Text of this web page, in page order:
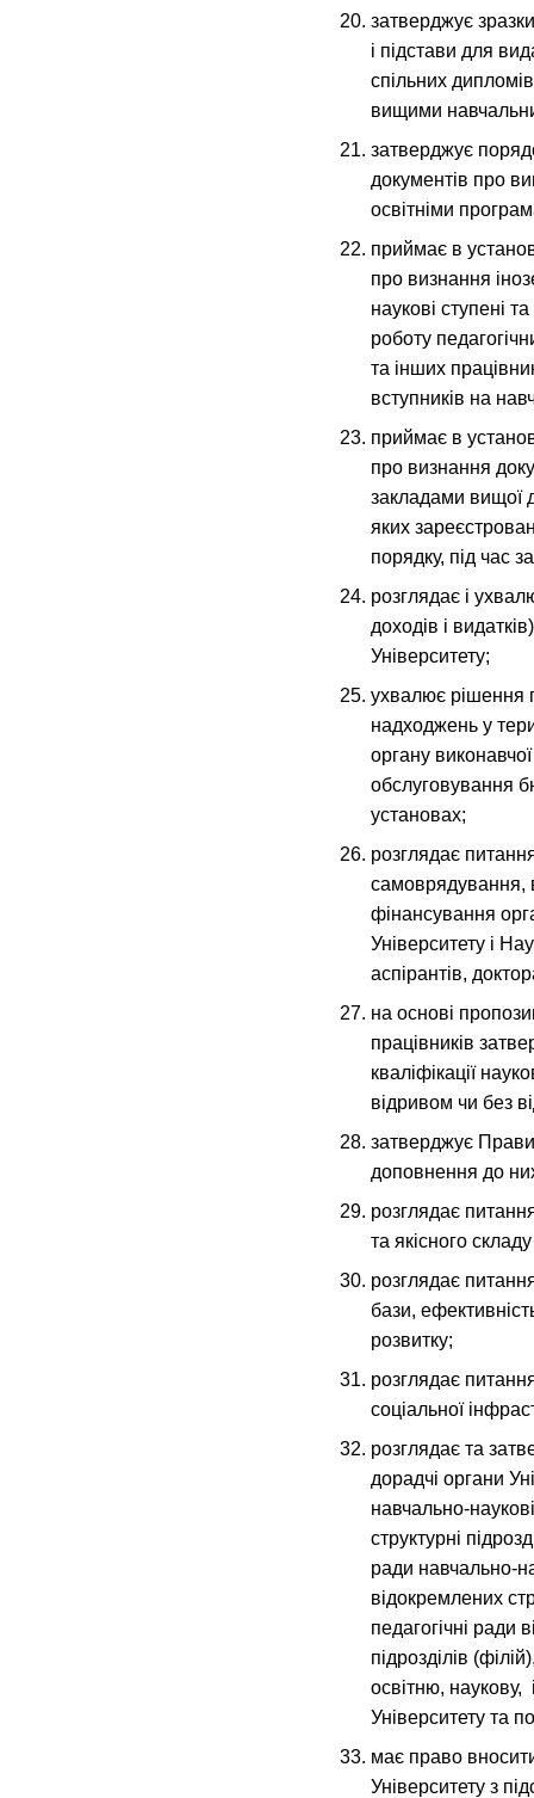
затверджує
і підстави для
спільних
вищими
затверджує
документів про
освітніми
приймає в
про визнання
наукові ступені
роботу
та інших
вступників на
приймає в
про визнання
закладами вищої
яких
порядку, під час
розглядає і
доходів і
Університету;
ухвалює рішення
надходжень у
органу
обслуговування
установах;
розглядає
самоврядування,
фінансування
Університету і
аспірантів,
на основі
працівників
кваліфікації
відривом чи без
затверджує
доповнення до
розглядає
та якісного
розглядає
бази,
розвитку;
розглядає
соціальної
розглядає та
дорадчі органи
навчально-
структурні
ради навчально-
відокремлених
педагогічні ради
підрозділів
освітню, наукову,
Університету та
має право
Університету з